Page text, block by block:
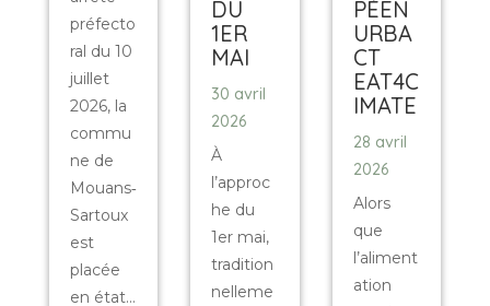
préfecto
ral du 10
juillet
2026, la
commu
ne de
Mouans‑
Sartoux
est
placée
en état...
DU
1ER
MAI
30 avril
2026
À
l’approc
he du
1er mai,
tradition
nelleme
PÉEN
URBA
CT
EAT4C
IMATE
28 avril
2026
Alors
que
l’aliment
ation